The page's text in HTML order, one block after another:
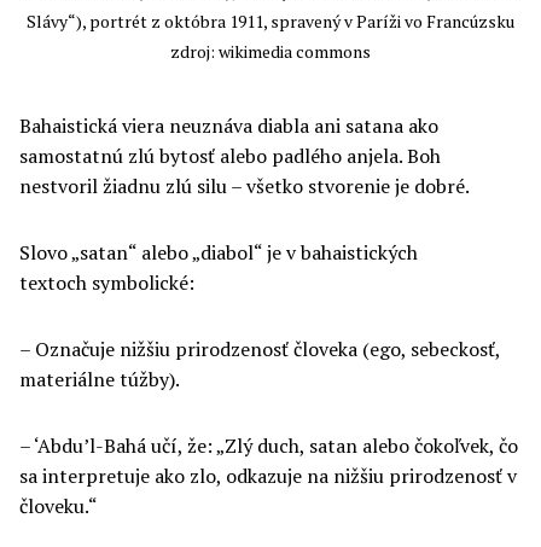
Slávy“), portrét z októbra 1911, spravený v Paríži vo Francúzsku
zdroj: wikimedia commons
Bahaistická viera neuznáva diabla ani satana ako
samostatnú zlú bytosť alebo padlého anjela. Boh
nestvoril žiadnu zlú silu – všetko stvorenie je dobré.
Slovo „satan“ alebo „diabol“ je v bahaistických
textoch symbolické:
– Označuje nižšiu prirodzenosť človeka (ego, sebeckosť,
materiálne túžby).
– ‘Abdu’l-Bahá učí, že: „Zlý duch, satan alebo čokoľvek, čo
sa interpretuje ako zlo, odkazuje na nižšiu prirodzenosť v
človeku.“